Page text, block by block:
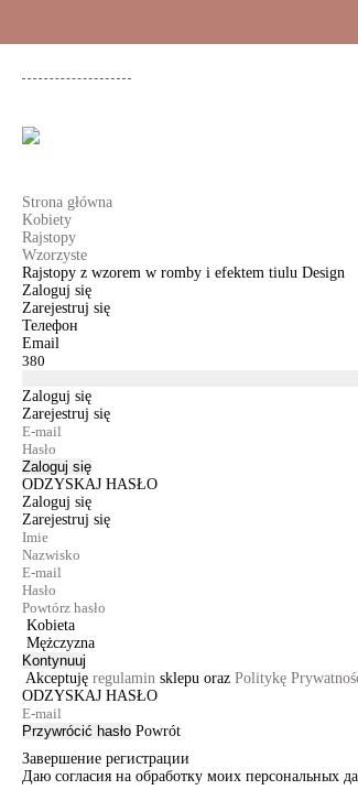
Strona główna
Kobiety
Rajstopy
Wzorzyste
Rajstopy z wzorem w romby i efektem tiulu Design
Zaloguj się
Zarejestruj się
Телефон
Email
Zaloguj się
Zarejestruj się
Zaloguj się
ODZYSKAJ HASŁO
Zaloguj się
Zarejestruj się
Kobieta
Mężczyzna
Kontynuuj
Akceptuję regulamin sklepu oraz Politykę
ODZYSKAJ HASŁO
Przywrócić hasło Powrót
Завершение регистрации
Даю согласия на обработку моих персональных